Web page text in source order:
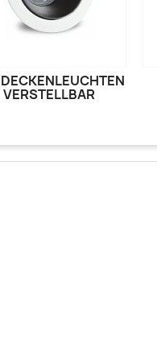
VERSTELLBAR